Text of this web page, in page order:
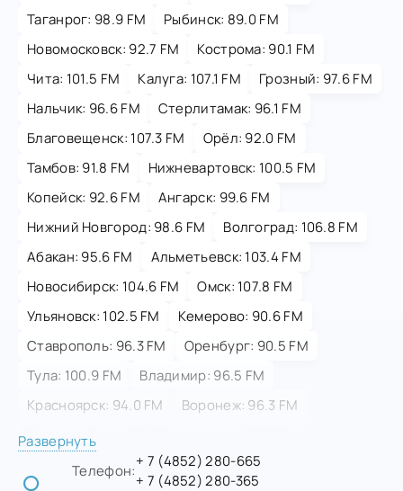
Таганрог: 98.9 FM
Рыбинск: 89.0 FM
Новомосковск: 92.7 FM
Кострома: 90.1 FM
Чита: 101.5 FM
Калуга: 107.1 FM
Грозный: 97.6 FM
Нальчик: 96.6 FM
Стерлитамак: 96.1 FM
Благовещенск: 107.3 FM
Орёл: 92.0 FM
Тамбов: 91.8 FM
Нижневартовск: 100.5 FM
Копейск: 92.6 FM
Ангарск: 99.6 FM
Нижний Новгород: 98.6 FM
Волгоград: 106.8 FM
Абакан: 95.6 FM
Альметьевск: 103.4 FM
Новосибирск: 104.6 FM
Омск: 107.8 FM
Ульяновск: 102.5 FM
Кемерово: 90.6 FM
Ставрополь: 96.3 FM
Оренбург: 90.5 FM
Тула: 100.9 FM
Владимир: 96.5 FM
Красноярск: 94.0 FM
Воронеж: 96.3 FM
Екатеринбург: 96.3 FM
Улан-Удэ: 88.4 FM
Магнитогорск: 95.4 FM
Развернуть
Телефон:
+ 7 (4852) 280-665
+ 7 (4852) 280-365